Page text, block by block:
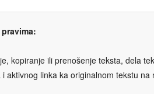
kopiranje ili prenošenje teksta, dela
aktivnog linka ka originalnom tekstu na